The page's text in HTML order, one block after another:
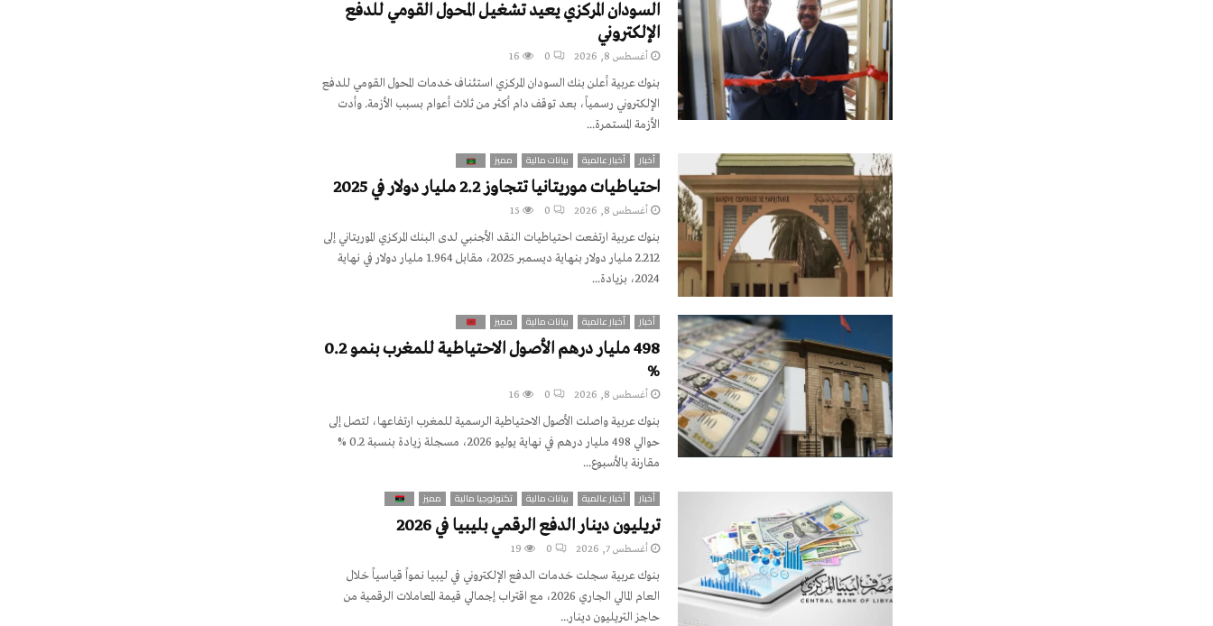
السودان المركزي يعيد تشغيل المحول القومي للدفع
الإلكتروني
أغسطس 8, 2026 0
16
بنوك عربية أعلن بنك السودان المركزي استئناف خدمات المحول القومي للدفع
الإلكتروني رسمياً، بعد توقف دام أكثر من ثلاث أعوام بسبب الأزمة. وأدت
الأزمة المستمرة...
أخبار أخبار عالمية بيانات مالية مميز
احتياطيات موريتانيا تتجاوز 2.2 مليار دولار في 2025
أغسطس 8, 2026 0
15
بنوك عربية ارتفعت احتياطيات النقد الأجنبي لدى البنك المركزي الموريتاني إلى
2.212 مليار دولار بنهاية ديسمبر 2025، مقابل 1.964 مليار دولار في نهاية
2024، بزيادة...
أخبار أخبار عالمية بيانات مالية مميز
498 مليار درهم الأصول الاحتياطية للمغرب بنمو 0.2
%
أغسطس 8, 2026 0
16
بنوك عربية واصلت الأصول الاحتياطية الرسمية للمغرب ارتفاعها، لتصل إلى
حوالي 498 مليار درهم في نهاية يوليو 2026، مسجلة زيادة بنسبة 0.2 %
مقارنة بالأسبوع...
أخبار أخبار عالمية بيانات مالية تكنولوجيا مالية مميز
تريليون دينار الدفع الرقمي بليبيا في 2026
أغسطس 7, 2026 0
19
بنوك عربية سجلت خدمات الدفع الإلكتروني في ليبيا نمواً قياسياً خلال
العام المالي الجاري 2026، مع اقتراب إجمالي قيمة المعاملات الرقمية من
حاجز التريليون دينار...